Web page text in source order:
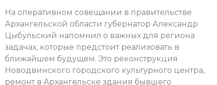
На оперативном совещании в правительстве
Архангельской области губернатор Александр
Цыбульский напомнил о важных для региона
задачах, которые предстоит реализовать в
ближайшем будущем. Это реконструкция
Новодвинского городского культурного центра,
ремонт в Архангельске здания бывшего